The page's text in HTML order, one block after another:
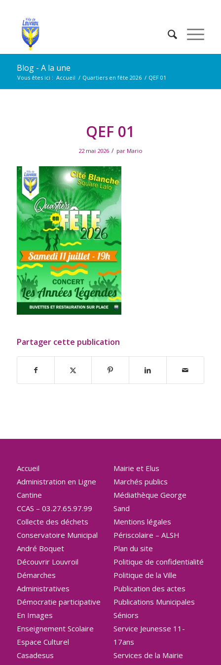
Blog - A la une
Vous êtes ici : Accueil / Quartiers en fête 2026 / QEF 01
QEF 01
22 mai 2026 / par Mario
Partager cette publication
Accueil
Administration en Ligne
Cantine
CCAS – 03.27.65.97.99
Collecte des déchets
Conservatoire Municipal
André Boquet
Découvrir Louvroil
Démarches
Administratives
Démocratie participative
En Images
Enseignement Scolaire
Espace Culturel
Casadesus
Mairie et Elus
Marchés publics
Médiathèque George
Sand
Mentions légales
Périscolaire – ALSH
Plan du site
Politique de confidentialité
Politique de la Ville
Publication des actes
Publications Municipales
Séniors
Service Jeunesse 11-
17ans
Services de la Mairie